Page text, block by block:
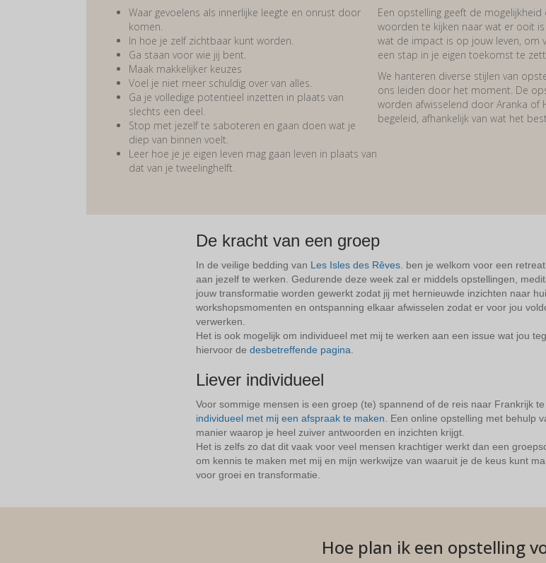
Waar gevoelens als innerlijke leegte en onrust door
komen.
In hoe je zelf zichtbaar kunt worden.
Ga staan voor wie jij bent.
Maak makkelijker keuzes
Voel je niet meer schuldig over van alles.
Ga je volledige potentieel inzetten in plaats van
slechts een deel.
Stop met jezelf te saboteren en gaan doen wat je
diep van binnen voelt.
Leer hoe je je eigen leven mag gaan leven in plaats van
dat van je tweelinghelft.
Een opstelling geeft de
woorden te kijken naar wat er ooit
wat de impact is op jouw leven, om
een stap in je eigen toekomst te
We hanteren diverse stijlen van
ons leiden door het moment. De
worden afwisselend door Aranka of
begeleid, afhankelijk van wat het
De kracht van een groep
In de veilige bedding van Les Isles des Rêves. ben je welkom voor een
aan jezelf te werken. Gedurende deze week zal er middels opstellingen,
jouw transformatie worden gewerkt zodat jij met hernieuwde inzichten naar
workshopsmomenten en ontspanning elkaar afwisselen zodat er voor jou
verwerken.
Het is ook mogelijk om individueel met mij te werken aan een issue wat jou
hiervoor de desbetreffende pagina.
Liever individueel
Voor sommige mensen is een groep (te) spannend of de reis naar Frankrijk
individueel met mij een afspraak te maken. Een online opstelling met behulp
manier waarop je heel zuiver antwoorden en inzichten krijgt.
Het is zelfs zo dat dit vaak voor veel mensen krachtiger werkt dan een
om kennis te maken met mij en mijn werkwijze van waaruit je de keus kunt
voor groei en transformatie.
Hoe plan ik een opstelling